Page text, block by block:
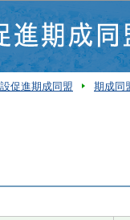
促進期成同盟 期成同